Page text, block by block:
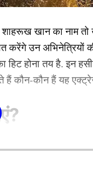
रमेश से शादी की
खुद कंफर्म किया
खान का नाम तो
उन अभिनेत्रियों
हिट होना तय है. इन
हैं कौन-कौन हैं यह